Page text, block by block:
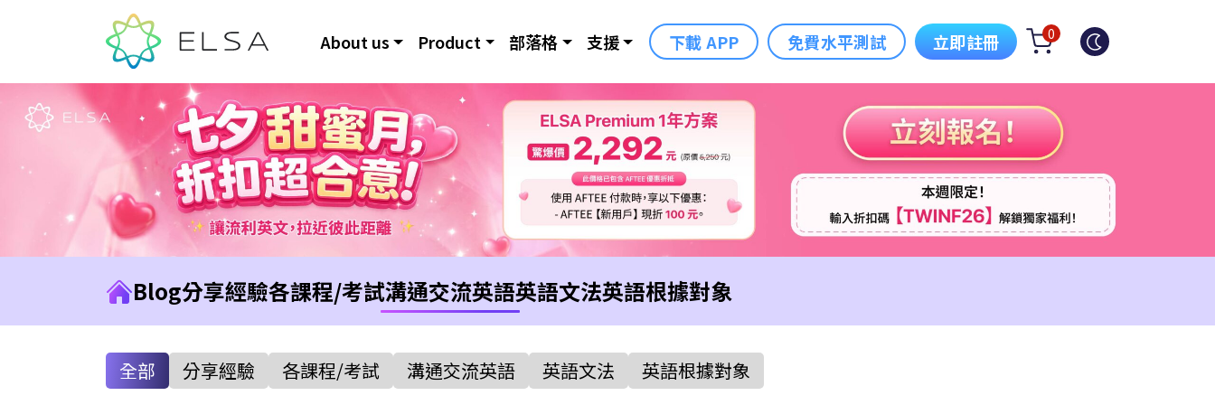
About us Product 部落格 支援 下載 APP 免費水平測試 立即註冊 0
Blog分享經驗各課程/考試溝通交流英語英語文法英語根據對象
全部 分享經驗 各課程/考試 溝通交流英語 英語文法 英語根據對象